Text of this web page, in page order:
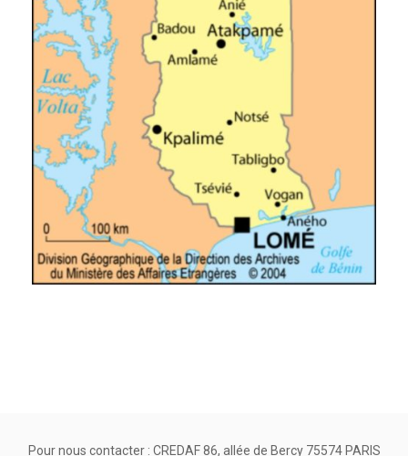
Pour nous contacter : CREDAF 86, allée de Bercy 75574 PARIS